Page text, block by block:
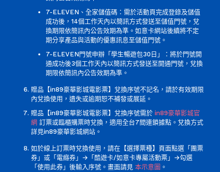
7-ELEVEN、全家儲值碼：需於活動頁完成登錄及儲值
成功後，14個工作天內以簡訊方式發送至儲值門號，兌
換期限依簡訊內公告效期為準。如意卡網站後續將不定
期分享產品與活動的優惠訊息至儲值門號。
7-ELEVEN門號申辦「學生暢遊包30日」：將於門號開
通成功後3個工作天內以簡訊方式發送至開通門號，兌換
期限依簡訊內公告效期為準。
贈品【in89豪華影城電影票】兌換序號不記名，請於有效期限
內兌換使用，遺失或逾期恕不補發或展延。
贈品【in89豪華影城電影票】兌換序號需於 in89豪華影城官
網 訂票或臨櫃購票時兌換，適用全台7間連鎖據點。兌換方式
詳見in89豪華影城網站。
如於線上訂票時兌換使用，請在【選擇票種】頁面點選「團票
券」或「電癮券」→「酷遊卡/如意卡專屬活動票」→勾選
「使用此券」後輸入序號。畫面請見 本示意圖 。